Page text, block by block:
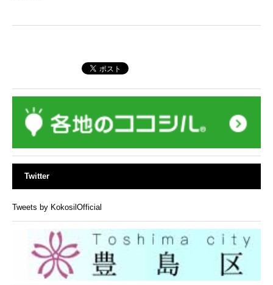
Twitter
Tweets by KokosilOfficial